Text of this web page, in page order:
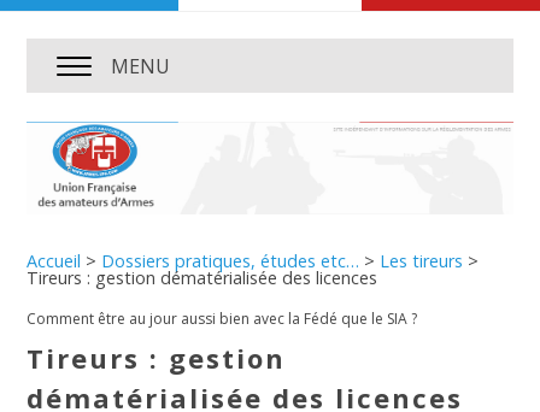
MENU
Accueil > Dossiers pratiques, études etc… > Les tireurs >
Tireurs : gestion dématérialisée des licences
Comment être au jour aussi bien avec la Fédé que le SIA ?
Tireurs : gestion
dématérialisée des licences